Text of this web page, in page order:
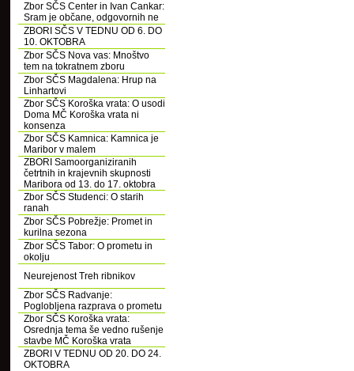
Zbor SČS Center in Ivan Cankar:
Sram je občane, odgovornih ne
ZBORI SČS V TEDNU OD 6. DO
10. OKTOBRA
Zbor SČS Nova vas: Mnoštvo
tem na tokratnem zboru
Zbor SČS Magdalena: Hrup na
Linhartovi
Zbor SČS Koroška vrata: O usodi
Doma MČ Koroška vrata ni
konsenza
Zbor SČS Kamnica: Kamnica je
Maribor v malem
ZBORI Samoorganiziranih
četrtnih in krajevnih skupnosti
Maribora od 13. do 17. oktobra
Zbor SČS Studenci: O starih
ranah
Zbor SČS Pobrežje: Promet in
kurilna sezona
Zbor SČS Tabor: O prometu in
okolju
Neurejenost Treh ribnikov
Zbor SČS Radvanje:
Poglobljena razprava o prometu
Zbor SČS Koroška vrata:
Osrednja tema še vedno rušenje
stavbe MČ Koroška vrata
ZBORI V TEDNU OD 20. DO 24.
OKTOBRA